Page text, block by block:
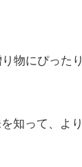
物にぴったり
知って、より